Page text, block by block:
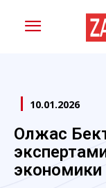
10.01.2026
Олжас
экономики